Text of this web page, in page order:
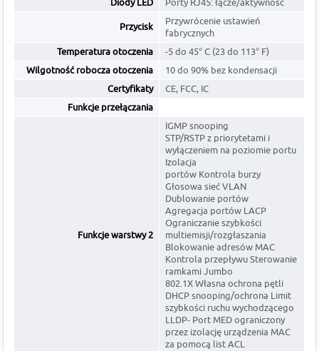
Diody LED Porty RJ45: łącze/aktywność
Przycisk
Przywrócenie ustawień
fabrycznych
Temperatura otoczenia
-5 do 45° C (23 do 113° F)
Wilgotność robocza otoczenia
10 do 90% bez kondensacji
Certyfikaty
CE, FCC, IC
Funkcje przełączania
Funkcje warstwy 2
IGMP snooping
STP/RSTP z priorytetami i
wyłączeniem na poziomie portu
Izolacja
portów Kontrola burzy
Głosowa sieć VLAN
Dublowanie portów
Agregacja portów LACP
Ograniczanie szybkości
multiemisji/rozgłaszania
Blokowanie adresów MAC
Kontrola przepływu Sterowanie
ramkami Jumbo
802.1X Własna ochrona pętli
DHCP snooping/ochrona Limit
szybkości ruchu wychodzącego
LLDP- Port MED ograniczony
przez izolację urządzenia MAC
za pomocą list ACL